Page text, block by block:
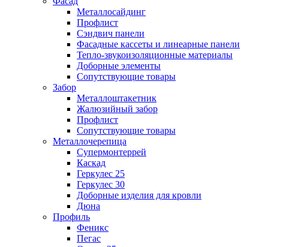
Металлосайдинг
Профлист
Сэндвич панели
Фасадные кассеты и линеарные панели
Тепло-звукоизоляционные материалы
Доборные элементы
Сопутствующие товары
Забор
Металлоштакетник
Жалюзийный забор
Профлист
Сопутствующие товары
Металлочерепица
Супермонтеррей
Каскад
Геркулес 25
Геркулес 30
Доборные изделия для кровли
Дюна
Профиль
Феникс
Пегас